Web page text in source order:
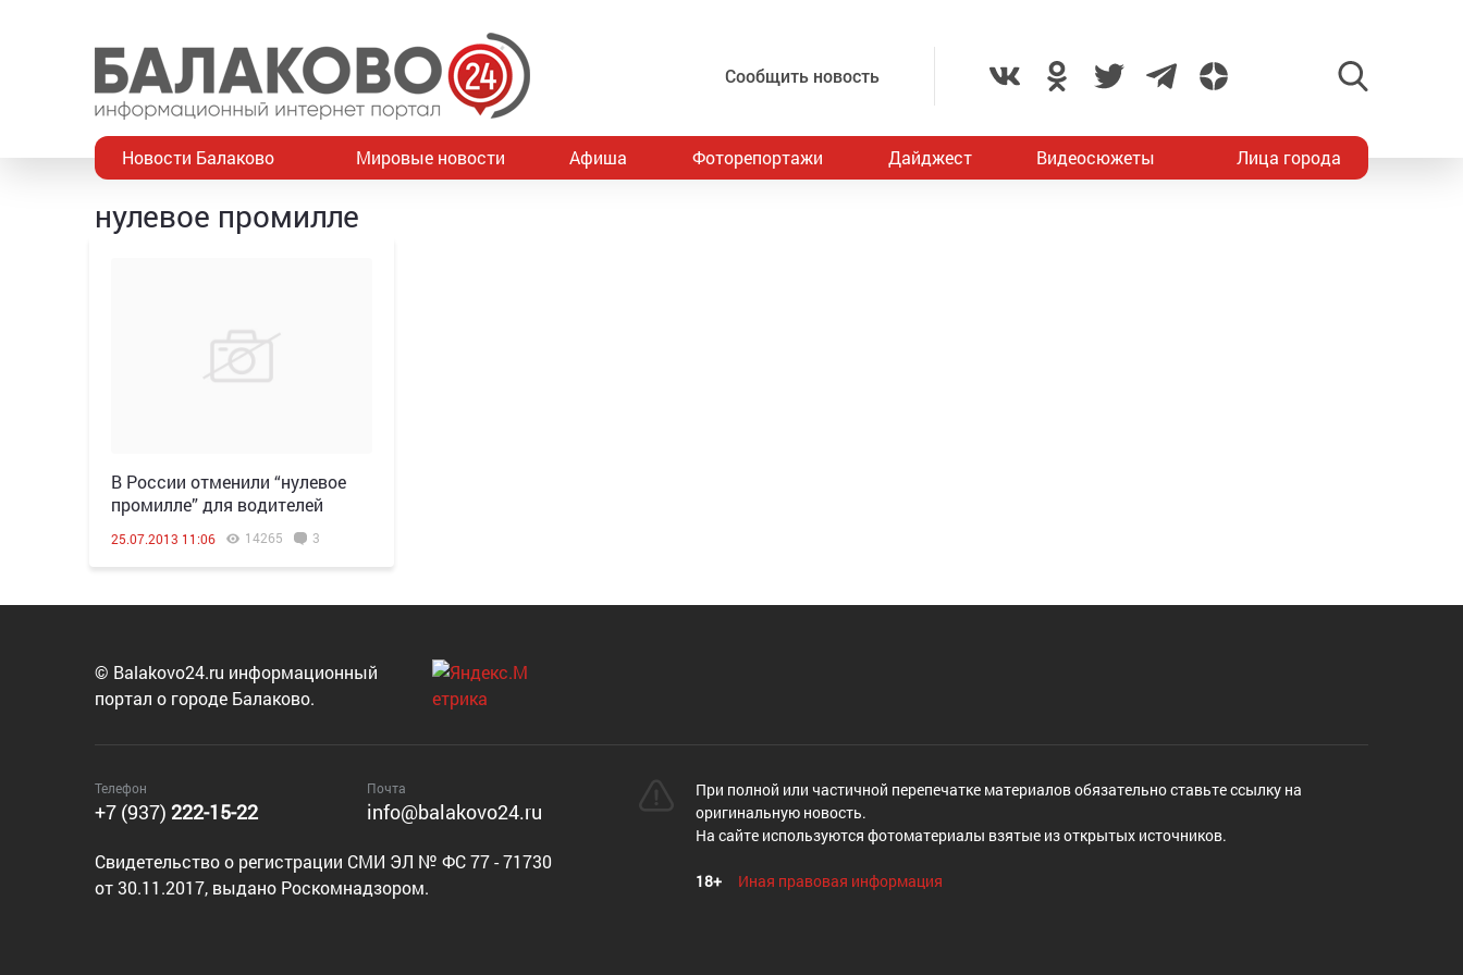
Сообщить новость
Новости Балаково Мировые новости Афиша Фоторепортажи Дайджест Видеосюжеты Лица города
нулевое промилле
В России отменили “нулевое
промилле” для водителей
25.07.2013 11:06 14265 3
© Balakovo24.ru информационный
портал о городе Балаково.
Телефон
+7 (937) 222-15-22
Почта
info@balakovo24.ru
Cвидетельство о регистрации СМИ ЭЛ № ФС 77 - 71730
от 30.11.2017, выдано Роскомнадзором.
При полной или частичной перепечатке материалов обязательно ставьте ссылку на
оригинальную новость.
На сайте используются фотоматериалы взятые из открытых источников.
18+ Иная правовая информация